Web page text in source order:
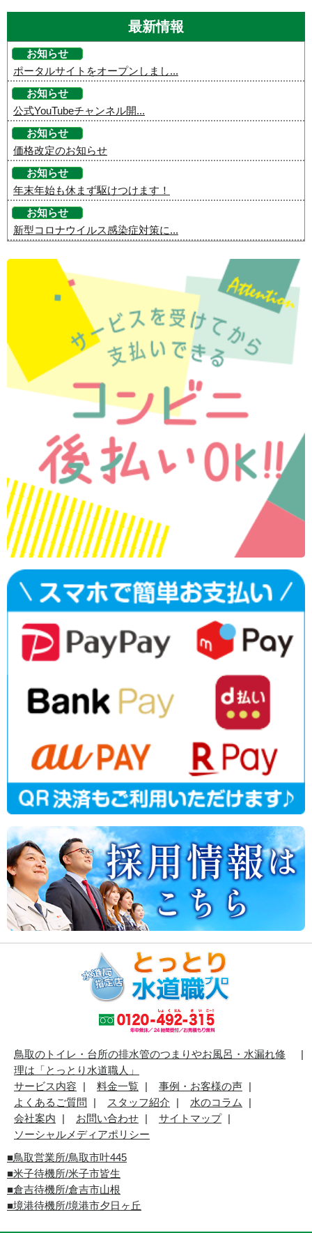
最新情報
お知らせ
ポータルサイトをオープンしまし...
お知らせ
公式YouTubeチャンネル開...
お知らせ
価格改定のお知らせ
お知らせ
年末年始も休まず駆けつけます！
お知らせ
新型コロナウイルス感染症対策に...
鳥取のトイレ・台所の排水管のつまりやお風呂・水漏れ修
理は「とっとり水道職人」
サービス内容
料金一覧
事例・お客様の声
よくあるご質問
スタッフ紹介
水のコラム
会社案内
お問い合わせ
サイトマップ
ソーシャルメディアポリシー
■鳥取営業所/鳥取市叶445
■米子待機所/米子市皆生
■倉吉待機所/倉吉市山根
■境港待機所/境港市夕日ヶ丘